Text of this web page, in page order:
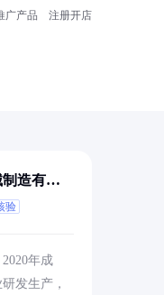
广产品 注册开店
造有限
验
年成
发生产，